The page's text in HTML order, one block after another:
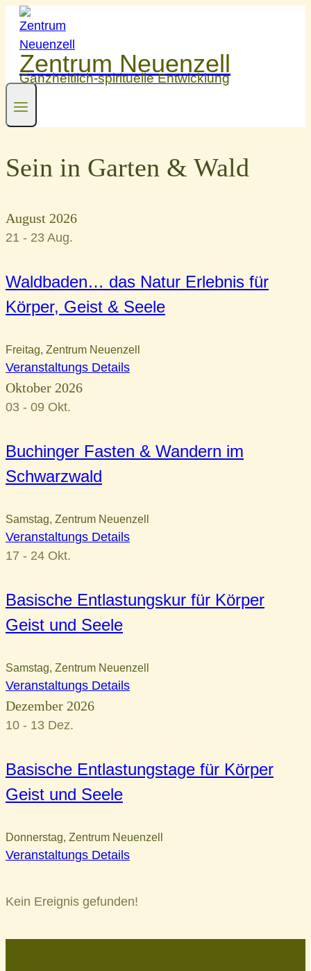
Zum
Inhalt
springen
Zentrum Neuenzell
Ganzheitlich-spirituelle Entwicklung
Sein in Garten & Wald
August 2026
21 - 23 Aug.
Waldbaden… das Natur Erlebnis für
Körper, Geist & Seele
Freitag, Zentrum Neuenzell
Veranstaltungs Details
Oktober 2026
03 - 09 Okt.
Buchinger Fasten & Wandern im
Schwarzwald
Samstag, Zentrum Neuenzell
Veranstaltungs Details
17 - 24 Okt.
Basische Entlastungskur für Körper
Geist und Seele
Samstag, Zentrum Neuenzell
Veranstaltungs Details
Dezember 2026
10 - 13 Dez.
Basische Entlastungstage für Körper
Geist und Seele
Donnerstag, Zentrum Neuenzell
Veranstaltungs Details
Kein Ereignis gefunden!